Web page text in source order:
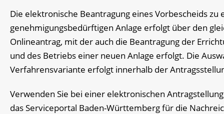
Die elektronische Beantragung eines Vorbescheids zu
genehmigungsbedürftigen Anlage erfolgt über den
Onlineantrag, mit der auch die Beantragung der
und des Betriebs einer neuen Anlage erfolgt. Die
Verfahrensvariante erfolgt innerhalb der
Verwenden Sie bei einer elektronischen
das Serviceportal Baden-Württemberg für die